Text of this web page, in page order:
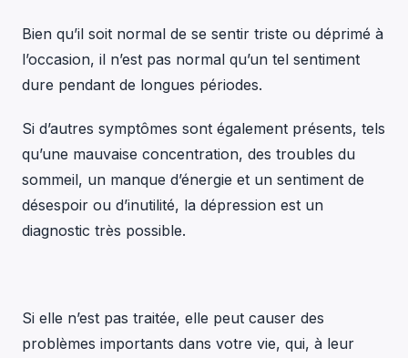
Bien qu’il soit normal de se sentir triste ou déprimé à
l’occasion, il n’est pas normal qu’un tel sentiment
dure pendant de longues périodes.
Si d’autres symptômes sont également présents, tels
qu’une mauvaise concentration, des troubles du
sommeil, un manque d’énergie et un sentiment de
désespoir ou d’inutilité, la dépression est un
diagnostic très possible.
Si elle n’est pas traitée, elle peut causer des
problèmes importants dans votre vie, qui, à leur